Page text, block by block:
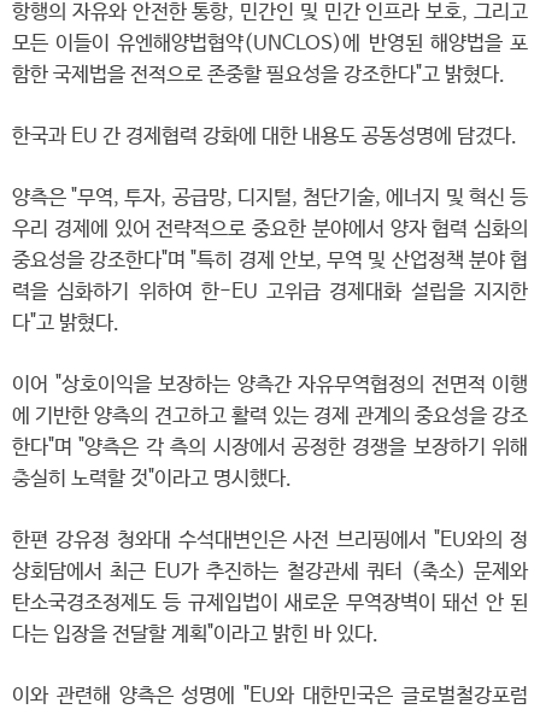
항행의 자유와 안전한 통항, 민간인 및 민간 인프라 보호, 그리고
모든 이들이 유엔해양법협약(UNCLOS)에 반영된 해양법을 포
함한 국제법을 전적으로 존중할 필요성을 강조한다"고 밝혔다.
한국과 EU 간 경제협력 강화에 대한 내용도 공동성명에 담겼다.
양측은 "무역, 투자, 공급망, 디지털, 첨단기술, 에너지 및 혁신 등
우리 경제에 있어 전략적으로 중요한 분야에서 양자 협력 심화의
중요성을 강조한다"며 "특히 경제 안보, 무역 및 산업정책 분야 협
력을 심화하기 위하여 한-EU 고위급 경제대화 설립을 지지한
다"고 밝혔다.
이어 "상호이익을 보장하는 양측간 자유무역협정의 전면적 이행
에 기반한 양측의 견고하고 활력 있는 경제 관계의 중요성을 강조
한다"며 "양측은 각 측의 시장에서 공정한 경쟁을 보장하기 위해
충실히 노력할 것"이라고 명시했다.
한편 강유정 청와대 수석대변인은 사전 브리핑에서 "EU와의 정
상회담에서 최근 EU가 추진하는 철강관세 쿼터 (축소) 문제와
탄소국경조정제도 등 규제입법이 새로운 무역장벽이 돼선 안 된
다는 입장을 전달할 계획"이라고 밝힌 바 있다.
이와 관련해 양측은 성명에 "EU와 대한민국은 글로벌철강포럼